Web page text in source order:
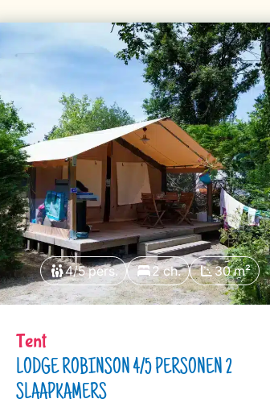
4/5 pers. 2 ch. 30 m²
Tent
LODGE ROBINSON 4/5 PERSONEN 2
SLAAPKAMERS